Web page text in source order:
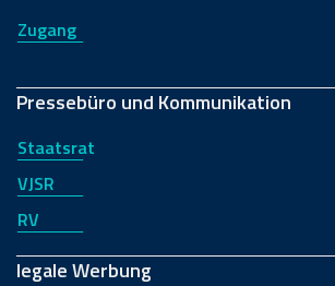
Zugang
Pressebüro und Kommunikation
Staatsrat
VJSR
RV
legale Werbung